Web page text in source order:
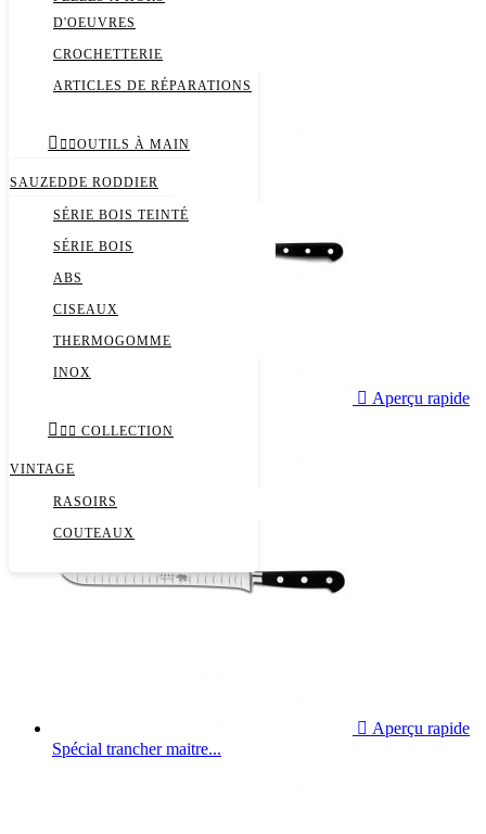
D'OEUVRES
CROCHETTERIE
ARTICLES DE RÉPARATIONS
  OUTILS À MAIN
SAUZEDDE RODDIER
SÉRIE BOIS TEINTÉ
SÉRIE BOIS
ABS
CISEAUX
THERMOGOMME
INOX
   COLLECTION
VINTAGE
RASOIRS
COUTEAUX
Rasoirs
Taillanderie Pigeat
 Aperçu rapide
Spécial trancher maitre...
 Aperçu rapide
Spécial trancher maitre...